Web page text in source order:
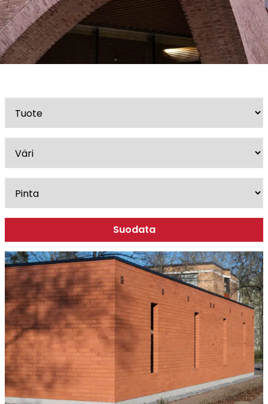
Esitteet, hinnastot ja ohjeet
Tiileri lasku
Kotikäynti
Julkisivutiilet
Tiililaatat
Tiilimuurauskannakejärjestelmät
Vastuullisuus
Tiilityökalu
Verkkokauppa
Tulisijatarvikkeet
Kamiinat ja kevyet tulisijat
Grillit ja pihakeittiöt
Tiilet
Laastit
Kiukaat ja kiuaskivet
Outlet
Suodata